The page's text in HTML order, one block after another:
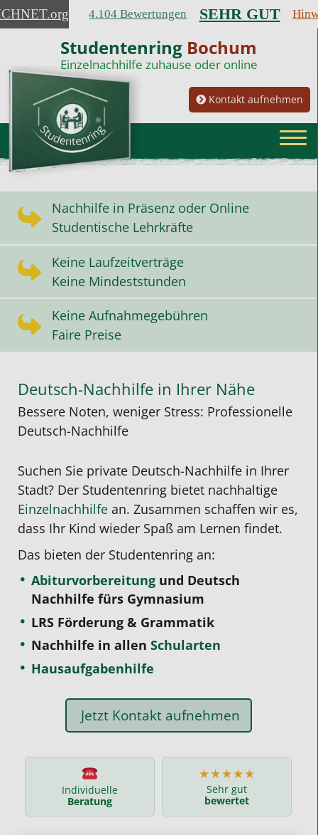
.org 4.104 Bewertungen SEHR GUT
Studentenring Bochum
Einzelnachhilfe zuhause oder online
Kontakt aufnehmen
Nachhilfe in Präsenz oder Online
Studentische Lehrkräfte
Keine Laufzeitverträge
Keine Mindeststunden
Keine Aufnahmegebühren
Faire Preise
Deutsch-Nachhilfe in Ihrer Nähe
Bessere Noten, weniger Stress: Professionelle
Deutsch-Nachhilfe
Suchen Sie private Deutsch-Nachhilfe in Ihrer
Stadt? Der Studentenring bietet nachhaltige
Einzelnachhilfe an. Zusammen schaffen wir es,
dass Ihr Kind wieder Spaß am Lernen findet.
Das bieten der Studentenring an:
Abiturvorbereitung und Deutsch
Nachhilfe fürs Gymnasium
LRS Förderung & Grammatik
Nachhilfe in allenSchularten
Hausaufgabenhilfe
Jetzt Kontakt aufnehmen
Individuelle
Beratung
★★★★★
Sehr gut
bewertet